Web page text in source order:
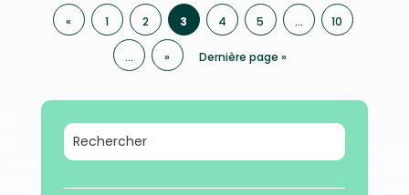
« 1 2 3 4 5 … 10
… » Dernière page »